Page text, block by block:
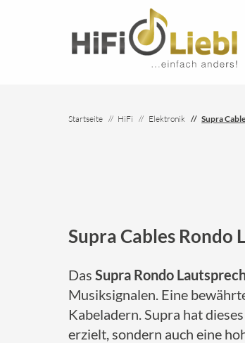
Startseite HiFi Elektronik Supra
Supra Cables Rondo
Das Supra Rondo
Musiksignalen. Eine
Kabeladern. Supra hat
erzielt, sondern auch eine